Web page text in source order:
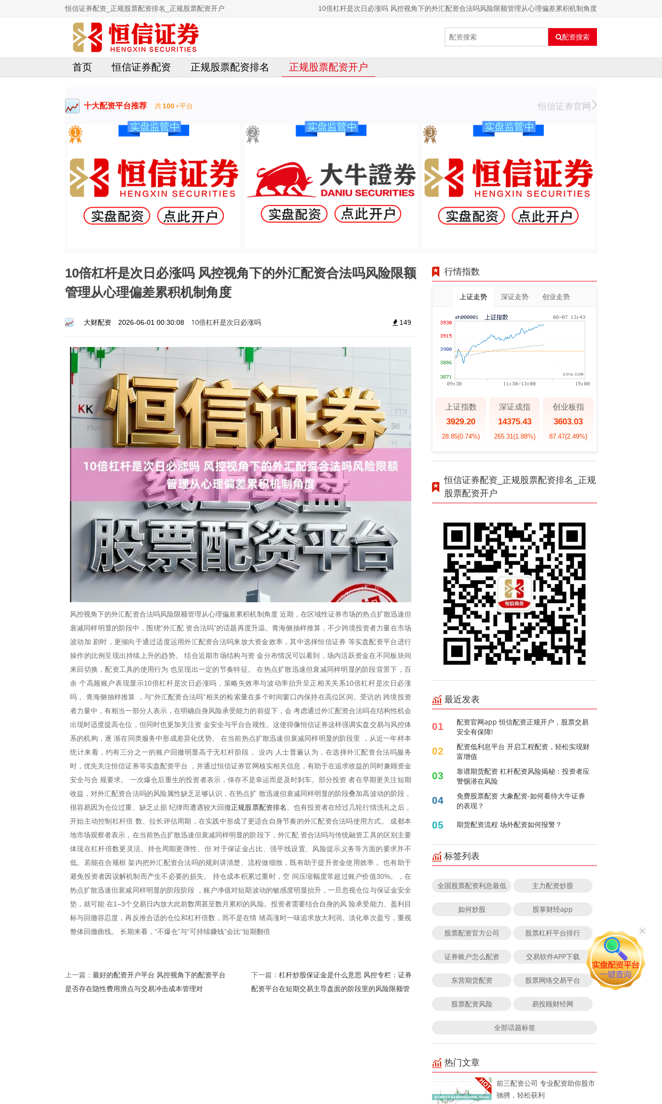
恒信证券配资_正规股票配资排名_正规股票配资开户 10倍杠杆是次日必涨吗 风控视角下的外汇配资合法吗风险限额管理从心理偏差累积机制角度
配资搜索
首页 恒信证券配资 正规股票配资排名 正规股票配资开户
十大配资平台推荐 共100+平台 恒信证券官网
10倍杠杆是次日必涨吗 风控视角下的外汇配资合法吗风险限额
管理从心理偏差累积机制角度
大财配资 2026-06-01 00:30:08 10倍杠杆是次日必涨吗 149
风控视角下的外汇配资合法吗风险限额管理从心理偏差累积机制角度 近期，在区域性证券市场的热点扩散迅速但
衰减同样明显的阶段中，围绕“外汇配 资合法吗”的话题再度升温。青海侧抽样推算，不少跨境投资者力量在市场
波动加 剧时，更倾向于通过适度运用外汇配资合法吗来放大资金效率，其中选择恒信证券 等实盘配资平台进行
操作的比例呈现出持续上升的趋势。 结合近期市场结构与资 金分布情况可以看到，场内活跃资金在不同板块间
来回切换，配资工具的使用行为 也呈现出一定的节奏特征。 在热点扩散迅速但衰减同样明显的阶段背景下，百
余 个高频账户表现显示10倍杠杆是次日必涨吗，策略失效率与波动率抬升呈正相关关系10倍杠杆是次日必涨
吗， 青海侧抽样推算 ，与“外汇配资合法吗”相关的检索量在多个时间窗口内保持在高位区间。受访的 跨境投资
者力量中，有相当一部分人表示，在明确自身风险承受能力的前提下，会 考虑通过外汇配资合法吗在结构性机会
出现时适度提高仓位，但同时也更加关注资 金安全与平台合规性。这使得像恒信证券这样强调实盘交易与风控体
系的机构，逐 渐在同类服务中形成差异化优势。 在当前热点扩散迅速但衰减同样明显的阶段里 ，从近一年样本
统计来看，约有三分之一的账户回撤明显高于无杠杆阶段， 业内 人士普遍认为，在选择外汇配资合法吗服务
时，优先关注恒信证券等实盘配资平台 ，并通过恒信证券官网核实相关信息，有助于在追求收益的同时兼顾资金
安全与合 规要求。 一次爆仓后重生的投资者表示，倖存不是幸运而是及时刹车。部分投资 者在早期更关注短期
收益，对外汇配资合法吗的风险属性缺乏足够认识，在热点扩 散迅速但衰减同样明显的阶段叠加高波动的阶段，
很容易因为仓位过重、缺乏止损 纪律而遭遇较大回撤正规股票配资排名。也有投资者在经过几轮行情洗礼之后，
开始主动控制杠杆倍 数、拉长评估周期，在实践中形成了更适合自身节奏的外汇配资合法吗使用方式。 成都本
地市场观察者表示，在当前热点扩散迅速但衰减同样明显的阶段下，外汇配 资合法吗与传统融资工具的区别主要
体现在杠杆倍数更灵活、持仓周期更弹性、但 对于保证金占比、强平线设置、风险提示义务等方面的要求并不
低。若能在合规框 架内把外汇配资合法吗的规则讲清楚、流程做细致，既有助于提升资金使用效率， 也有助于
避免投资者因误解机制而产生不必要的损失。 持仓成本积累过重时，空 间压缩幅度常超过账户价值30%。，在
热点扩散迅速但衰减同样明显的阶段阶段 ，账户净值对短期波动的敏感度明显抬升，一旦忽视仓位与保证金安全
垫，就可能 在1–3个交易日内放大此前数周甚至数月累积的风险。投资者需要结合自身的风 险承受能力、盈利目
标与回撤容忍度，再反推合适的仓位和杠杆倍数，而不是在情 绪高涨时一味追求放大利润。淡化单次盈亏，重视
整体回撤曲线。 长期来看，“不爆仓”与“可持续赚钱”会比“短期翻倍
上一篇： 最好的配资开户平台 风控视角下的配资平台
是否存在隐性费用滑点与交易冲击成本管理对
下一篇： 杠杆炒股保证金是什么意思 风控专栏：证券
配资平台在短期交易主导盘面的阶段里的风险限额管
行情指数
上证走势 深证走势 创业走势
上证指数
3929.20
28.85(0.74%)
深证成指
14375.43
265.31(1.88%)
创业板指
3603.03
87.47(2.49%)
恒信证券配资_正规股票配资排名_正规
股票配资开户
最近发表
01
配资官网app 恒信配资正规开户，股票交易
安全有保障!
02
配资低利息平台 开启工程配资，轻松实现财
富增值
03
靠谱期货配资 杠杆配资风险揭秘：投资者应
警惕潜在风险
04
免费股票配资 大象配资-如何看待大牛证券
的表现？
05 期货配资流程 场外配资如何报警？
标签列表
全国股票配资利息最低 主力配资炒股
如何炒股 股掌财经app
股票配资官方公司 股票杠杆平台排行
证券账户怎么配资 交易软件APP下载
东营期货配资 股票网络交易平台
股票配资风险 易投顾财经网
全部话题标签
热门文章
前三配资公司 专业配资助你股市
驰骋，轻松获利